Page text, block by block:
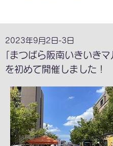
2023年9月2日-3日
｢まつばら阪南いきいきマ
を初めて開催しました！